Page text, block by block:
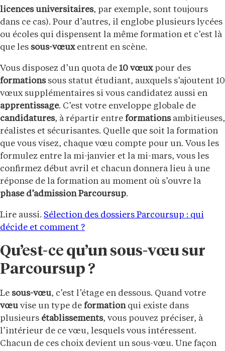
licences universitaires, par exemple, sont toujours
dans ce cas). Pour d’autres, il englobe plusieurs lycées
ou écoles qui dispensent la même formation et c’est là
que les sous-vœuxentrent en scène.
Vous disposez d’un quota de 10 vœuxpour des
formationssous statut étudiant, auxquels s’ajoutent 10
vœux supplémentaires si vous candidatez aussi en
apprentissage. C’est votre enveloppe globale de
candidatures, à répartir entre formationsambitieuses,
réalistes et sécurisantes. Quelle que soit la formation
que vous visez, chaque vœu compte pour un. Vous les
formulez entre la mi-janvier et la mi-mars, vous les
confirmez début avril et chacun donnera lieu à une
réponse de la formation au moment où s’ouvre la
phase d’admission Parcoursup.
Lire aussi. Sélection des dossiers Parcoursup : qui
décide et comment ?
Qu’est-ce qu’un sous-vœu sur
Parcoursup ?
Le sous-vœu, c’est l’étage en dessous. Quand votre
vœu vise un type de formationqui existe dans
plusieurs établissements, vous pouvez préciser, à
l’intérieur de ce vœu, lesquels vous intéressent.
Chacun de ces choix devient un sous-vœu. Une façon